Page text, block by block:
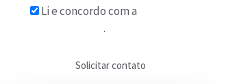
Li e concordo com a
.
Solicitar contato